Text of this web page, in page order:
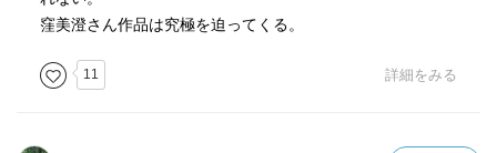
窪美澄さん作品は究極を迫ってくる。
11 詳細をみる